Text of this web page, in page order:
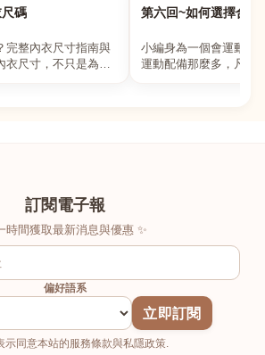
碼
完整內衣尺寸指南與
衣尺寸，不只是為了
第六回~如何選擇合適
小編身為一個會運動的
運動配備那麼多，凡舉
訂閱電子報
時間獲取最新消息與優惠 ✨
偏好語系
立即訂閱
示同意本站的服務條款與私隱政策.